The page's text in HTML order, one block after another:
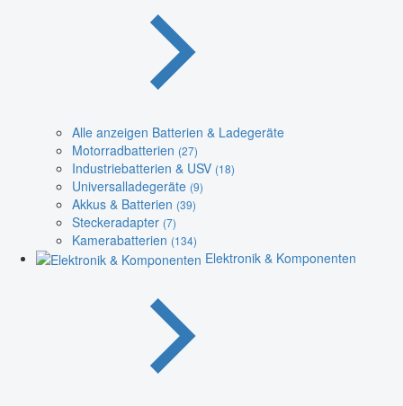
Alle anzeigen Batterien & Ladegeräte
Motorradbatterien (27)
Industriebatterien & USV (18)
Universalladegeräte (9)
Akkus & Batterien (39)
Steckeradapter (7)
Kamerabatterien (134)
Elektronik & Komponenten